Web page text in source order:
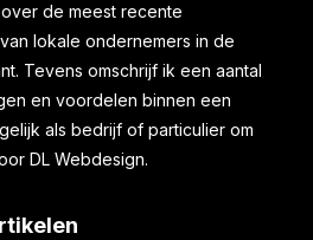
de meest recente
lokale ondernemers in de
Tevens omschrijf ik een aantal
en voordelen binnen een
als bedrijf of particulier om
DL Webdesign.